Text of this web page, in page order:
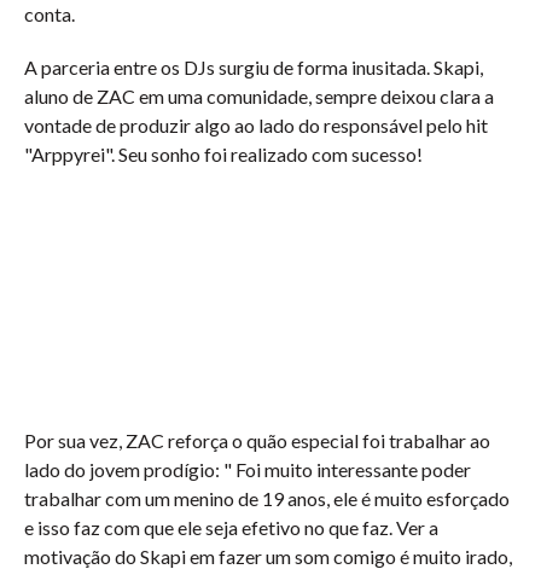
conta.
A parceria entre os DJs surgiu de forma inusitada. Skapi,
aluno de ZAC em uma comunidade, sempre deixou clara a
vontade de produzir algo ao lado do responsável pelo hit
"Arppyrei". Seu sonho foi realizado com sucesso!
Por sua vez, ZAC reforça o quão especial foi trabalhar ao
lado do jovem prodígio: " Foi muito interessante poder
trabalhar com um menino de 19 anos, ele é muito esforçado
e isso faz com que ele seja efetivo no que faz. Ver a
motivação do Skapi em fazer um som comigo é muito irado,